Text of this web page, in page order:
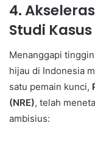
4.
Studi
Menanggapi
hijau di Indonesia
satu pemain kunci,
(NRE), telah
ambisius: